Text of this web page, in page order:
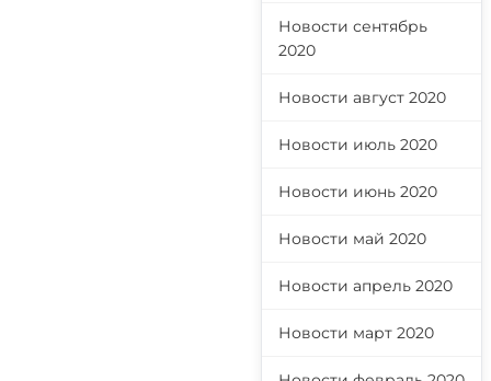
Новости сентябрь
2020
Новости август 2020
Новости июль 2020
Новости июнь 2020
Новости май 2020
Новости апрель 2020
Новости март 2020